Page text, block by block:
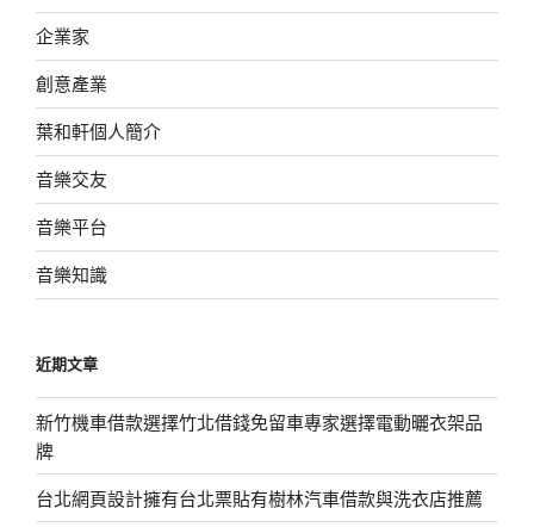
企業家
創意產業
葉和軒個人簡介
音樂交友
音樂平台
音樂知識
近期文章
新竹機車借款選擇竹北借錢免留車專家選擇電動曬衣架品
牌
台北網頁設計擁有台北票貼有樹林汽車借款與洗衣店推薦